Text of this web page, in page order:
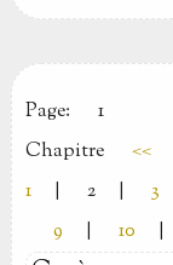
Page:
1
Chapitre
<<
1
2 3
9
10